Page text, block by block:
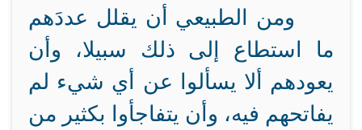
ومن الطبيعي أن يقلل عددَهم
ما استطاع إلى ذلك سبيلا، وأن
يعودهم ألا يسألوا عن أي شيء لم
يفاتحهم فيه، وأن يتفاجأوا بكثير من